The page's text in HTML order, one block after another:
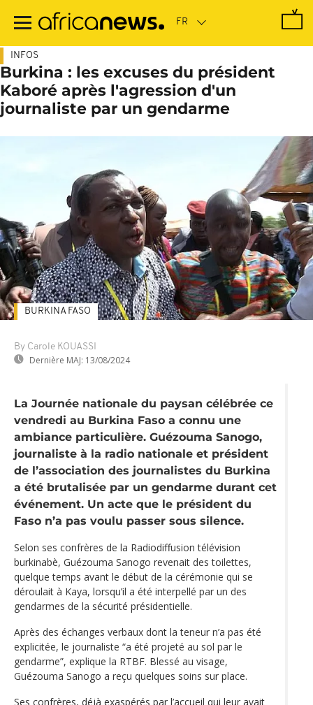
contenu
INFOS
Burkina : les excuses du président
Kaboré après l'agression d'un
journaliste par un gendarme
By Carole KOUASSI
Dernière MAJ: 13/08/2024
BURKINA FASO
La Journée nationale du paysan célébrée ce
vendredi au Burkina Faso a connu une
ambiance particulière. Guézouma Sanogo,
journaliste à la radio nationale et président
de l’association des journalistes du Burkina
a été brutalisée par un gendarme durant cet
événement. Un acte que le président du
Faso n’a pas voulu passer sous silence.
Selon ses confrères de la Radiodiffusion télévision
burkinabè, Guézouma Sanogo revenait des toilettes,
quelque temps avant le début de la cérémonie qui se
déroulait à Kaya, lorsqu’il a été interpellé par un des
gendarmes de la sécurité présidentielle.
Après des échanges verbaux dont la teneur n’a pas été
explicitée, le journaliste “a été projeté au sol par le
gendarme”, explique la RTBF. Blessé au visage,
Guézouma Sanogo a reçu quelques soins sur place.
Ses confrères, déjà exaspérés par l’accueil qui leur avait